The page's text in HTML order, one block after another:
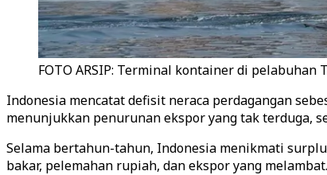
FOTO ARSIP: Terminal kontainer di pelabuhan
Indonesia mencatat defisit neraca perdagangan
menunjukkan penurunan ekspor yang tak terduga,
Selama bertahun-tahun, Indonesia menikmati
bakar, pelemahan rupiah, dan ekspor yang